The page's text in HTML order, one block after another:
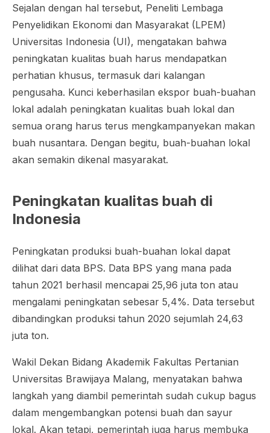
Sejalan dengan hal tersebut, Peneliti Lembaga
Penyelidikan Ekonomi dan Masyarakat (LPEM)
Universitas Indonesia (UI), mengatakan bahwa
peningkatan kualitas buah harus mendapatkan
perhatian khusus, termasuk dari kalangan
pengusaha. Kunci keberhasilan ekspor buah-buahan
lokal adalah peningkatan kualitas buah lokal dan
semua orang harus terus mengkampanyekan makan
buah nusantara. Dengan begitu, buah-buahan lokal
akan semakin dikenal masyarakat.
Peningkatan kualitas buah di
Indonesia
Peningkatan produksi buah-buahan lokal dapat
dilihat dari data BPS. Data BPS yang mana pada
tahun 2021 berhasil mencapai 25,96 juta ton atau
mengalami peningkatan sebesar 5,4%. Data tersebut
dibandingkan produksi tahun 2020 sejumlah 24,63
juta ton.
Wakil Dekan Bidang Akademik Fakultas Pertanian
Universitas Brawijaya Malang, menyatakan bahwa
langkah yang diambil pemerintah sudah cukup bagus
dalam mengembangkan potensi buah dan sayur
lokal. Akan tetapi, pemerintah juga harus membuka